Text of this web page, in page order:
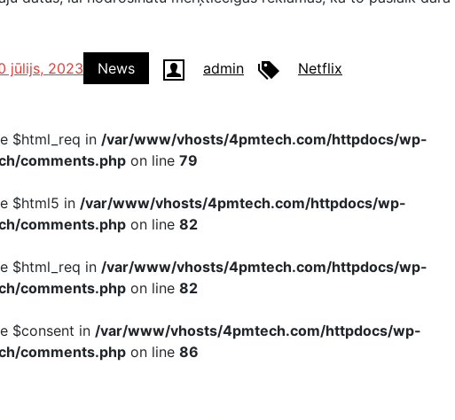
jūlijs, 2023 News admin Netflix
$html_req in /var/www/vhosts/4pmtech.com/httpdocs/wp-
comments.php on line 79
$html5 in /var/www/vhosts/4pmtech.com/httpdocs/wp-
comments.php on line 82
$html_req in /var/www/vhosts/4pmtech.com/httpdocs/wp-
comments.php on line 82
$consent in /var/www/vhosts/4pmtech.com/httpdocs/wp-
comments.php on line 86